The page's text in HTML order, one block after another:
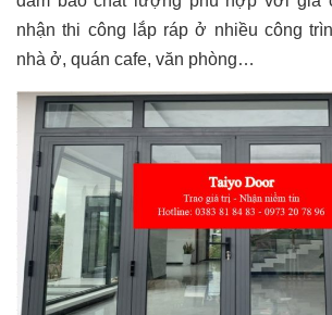
nhận thi công lắp ráp ở nhiều công
nhà ở, quán cafe, văn phòng…